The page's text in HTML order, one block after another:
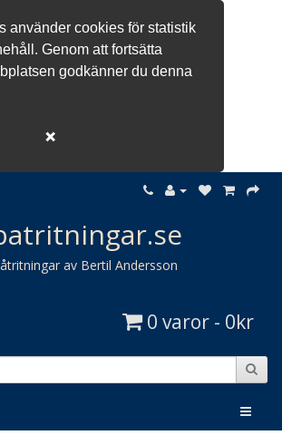
använder cookies för statistik
Genom att fortsätta
godkänner du denna
❌
av Bertil Andersson
0 varor - 0kr